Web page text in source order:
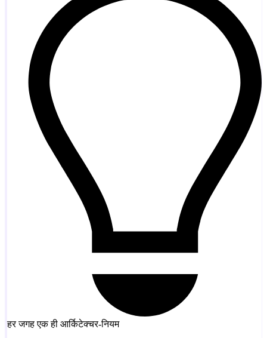
हर जगह एक ही आर्किटेक्चर-नियम